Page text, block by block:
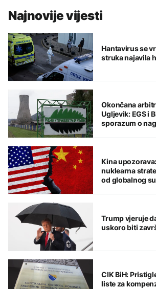
Najnovije vijesti
Hantavirus se
struka najavila
Okončana
Ugljevik: EGS i
sporazum o
Kina
nuklearna
od globalnog
Trump vjeruje
uskoro biti
CIK BiH:
liste za